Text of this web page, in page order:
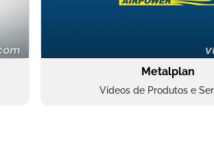
Metalplan
Vídeos de Produtos e